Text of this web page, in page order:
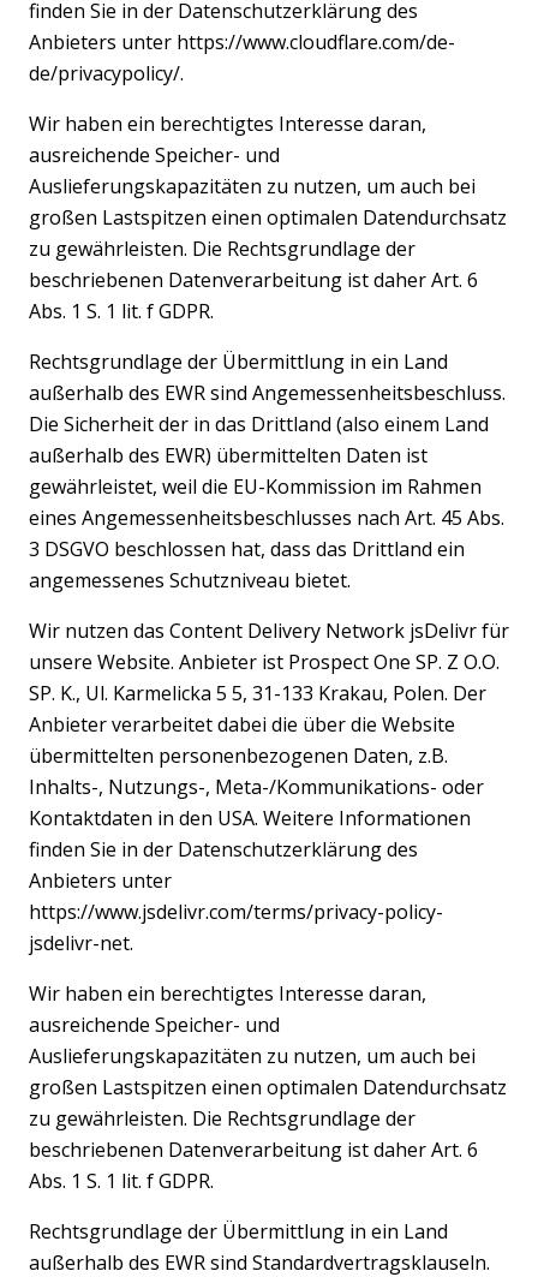
finden Sie in der Datenschutzerklärung des
Anbieters unter https://www.cloudflare.com/de-
de/privacypolicy/.
Wir haben ein berechtigtes Interesse daran,
ausreichende Speicher- und
Auslieferungskapazitäten zu nutzen, um auch bei
großen Lastspitzen einen optimalen Datendurchsatz
zu gewährleisten. Die Rechtsgrundlage der
beschriebenen Datenverarbeitung ist daher Art. 6
Abs. 1 S. 1 lit. f GDPR.
Rechtsgrundlage der Übermittlung in ein Land
außerhalb des EWR sind Angemessenheitsbeschluss.
Die Sicherheit der in das Drittland (also einem Land
außerhalb des EWR) übermittelten Daten ist
gewährleistet, weil die EU-Kommission im Rahmen
eines Angemessenheitsbeschlusses nach Art. 45 Abs.
3 DSGVO beschlossen hat, dass das Drittland ein
angemessenes Schutzniveau bietet.
Wir nutzen das Content Delivery Network jsDelivr für
unsere Website. Anbieter ist Prospect One SP. Z O.O.
SP. K., Ul. Karmelicka 5 5, 31-133 Krakau, Polen. Der
Anbieter verarbeitet dabei die über die Website
übermittelten personenbezogenen Daten, z.B.
Inhalts-, Nutzungs-, Meta-/Kommunikations- oder
Kontaktdaten in den USA. Weitere Informationen
finden Sie in der Datenschutzerklärung des
Anbieters unter
https://www.jsdelivr.com/terms/privacy-policy-
jsdelivr-net.
Wir haben ein berechtigtes Interesse daran,
ausreichende Speicher- und
Auslieferungskapazitäten zu nutzen, um auch bei
großen Lastspitzen einen optimalen Datendurchsatz
zu gewährleisten. Die Rechtsgrundlage der
beschriebenen Datenverarbeitung ist daher Art. 6
Abs. 1 S. 1 lit. f GDPR.
Rechtsgrundlage der Übermittlung in ein Land
außerhalb des EWR sind Standardvertragsklauseln.